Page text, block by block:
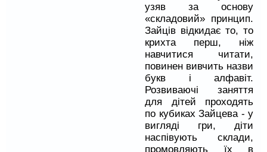
узяв за основу
«складовий» принцип.
Зайців відкидає то, то
крихта перш, ніж
навчитися читати,
повинен вивчить назви
букв і алфавіт.
Розвиваючі заняття
для дітей проходять
по кубиках Зайцева - у
вигляді гри, діти
наспівують склади,
промовляють їх в